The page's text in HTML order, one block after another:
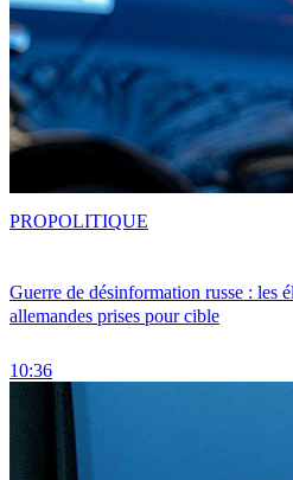
Guerre de désinformation russe : les
allemandes prises pour cible
10:36
PROPOLITIQUE